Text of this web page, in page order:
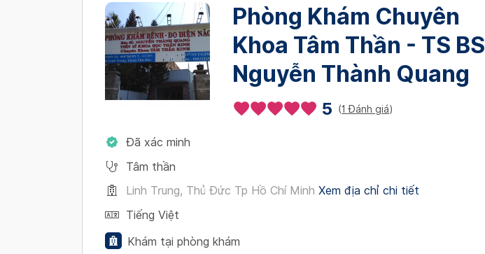
Phòng Khám Chuyên
Khoa Tâm Thần - TS BS
Nguyễn Thành Quang
5 (1 Đánh giá)
Đã xác minh
Tâm thần
Linh Trung, Thủ Đức Tp Hồ Chí Minh Xem địa chỉ chi tiết
Tiếng Việt
Khám tại phòng khám